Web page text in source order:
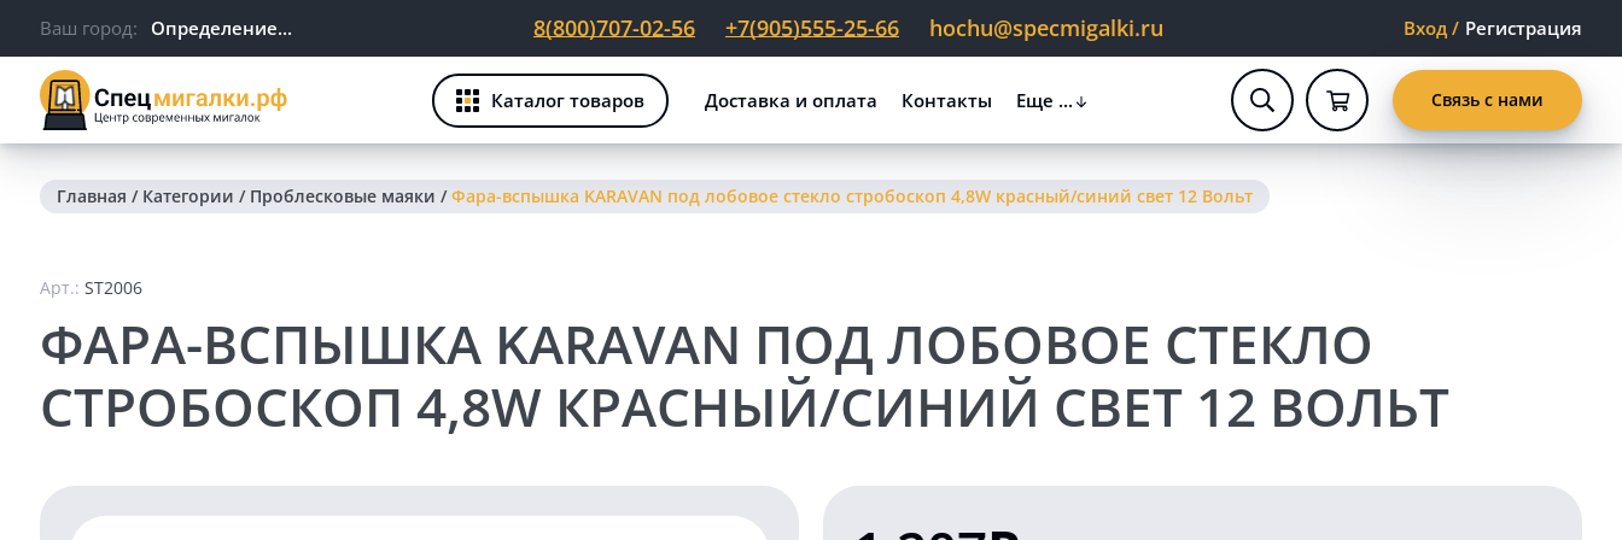
Ваш город: Определение... 8(800)707-02-56 +7(905)555-25-66 hochu@specmigalki.ru Вход / Регистрация
Каталог товаров Доставка и оплата Контакты Еще ... Связь с нами
Главная / Категории / Проблесковые маяки /Фара-вспышка KARAVAN под лобовое стекло стробоскоп 4,8W красный/синий свет 12 Вольт
Арт.: ST2006
ФАРА-ВСПЫШКА KARAVAN ПОД ЛОБОВОЕ СТЕКЛО
СТРОБОСКОП 4,8W КРАСНЫЙ/СИНИЙ СВЕТ 12 ВОЛЬТ